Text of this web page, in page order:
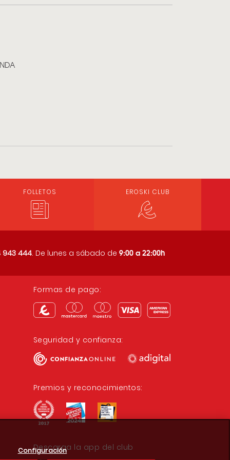
FOLLETOS EROSKI CLUB
943 444. De lunes a sábado de 9:00 a 22:00h
Formas de pago:
Seguridad y confianza:
Premios y reconocimientos:
Descarga la app del club
Configuración